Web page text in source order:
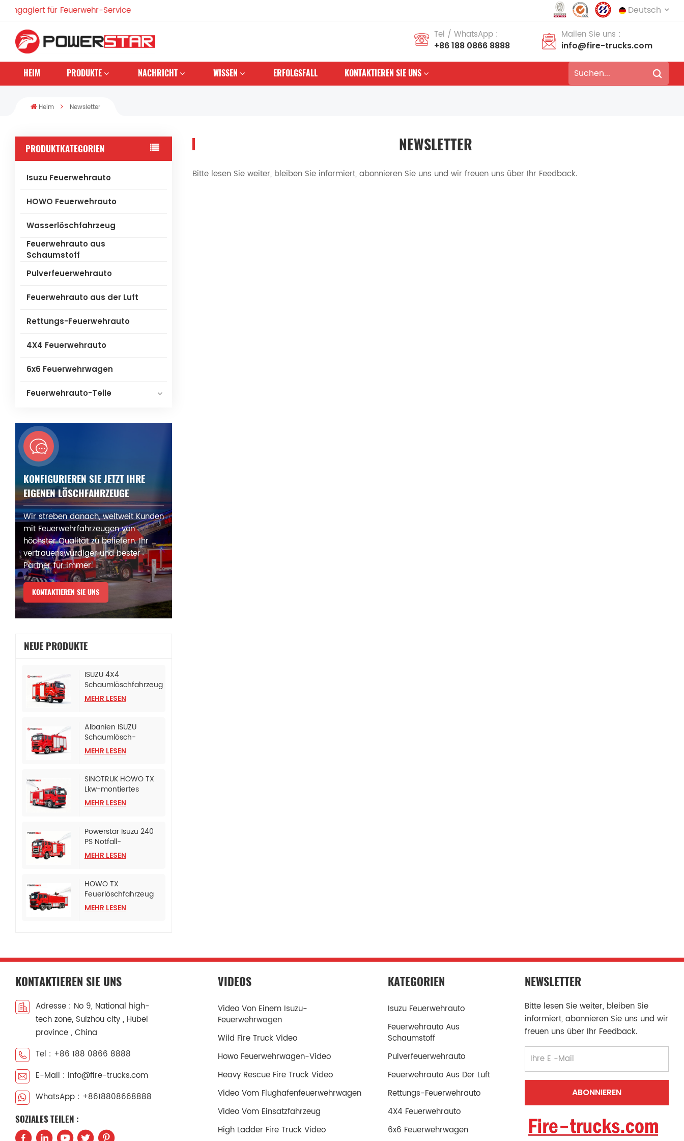
für Feuerwehr-Service Deutsch
Deutsch
한국의
Tel / WhatsApp :
+86 188 0866 8888
Mailen Sie uns :
info@fire-trucks.com
HEIM PRODUKTE NACHRICHT WISSEN ERFOLGSFALL KONTAKTIEREN SIE UNS
Heim Newsletter
PRODUKTKATEGORIEN
Isuzu Feuerwehrauto
HOWO Feuerwehrauto
Wasserlöschfahrzeug
Feuerwehrauto aus
Schaumstoff
Pulverfeuerwehrauto
Feuerwehrauto aus der Luft
Rettungs-Feuerwehrauto
4X4 Feuerwehrauto
6x6 Feuerwehrwagen
Feuerwehrauto-Teile
KONFIGURIEREN SIE JETZT IHRE
EIGENEN LÖSCHFAHRZEUGE
Wir streben danach, weltweit Kunden
mit Feuerwehrfahrzeugen von
höchster Qualität zu beliefern. Ihr
vertrauenswürdiger und bester
Partner für immer.
KONTAKTIEREN SIE UNS
NEUE PRODUKTE
ISUZU 4X4
Schaumlöschfahrzeug
für die Polizeibehörde
MEHR LESEN
Albanien ISUZU
Schaumlösch-
Tanklöschfahrzeug
MEHR LESEN
SINOTRUK HOWO TX
Lkw-montiertes
Schaumlösch-
Tankfahrzeug
MEHR LESEN
Powerstar Isuzu 240
PS Notfall-
Feuerlöschfahrzeug
MEHR LESEN
HOWO TX
Feuerlöschfahrzeug
mit CB10/120
Feuerlöschpumpe
MEHR LESEN
NEWSLETTER
Bitte lesen Sie weiter, bleiben Sie informiert, abonnieren Sie uns und wir freuen uns über Ihr Feedback.
KONTAKTIEREN SIE UNS
Adresse : No 9, National high-
tech zone, Suizhou city , Hubei
province , China
Tel : +86 188 0866 8888
E-Mail : info@fire-trucks.com
WhatsApp : +8618808668888
SOZIALES TEILEN :
VIDEOS
Video Von Einem Isuzu-
Feuerwehrwagen
Wild Fire Truck Video
Howo Feuerwehrwagen-Video
Heavy Rescue Fire Truck Video
Video Vom Flughafenfeuerwehrwagen
Video Vom Einsatzfahrzeug
High Ladder Fire Truck Video
KATEGORIEN
Isuzu Feuerwehrauto
Feuerwehrauto Aus
Schaumstoff
Pulverfeuerwehrauto
Feuerwehrauto Aus Der Luft
Rettungs-Feuerwehrauto
4X4 Feuerwehrauto
6x6 Feuerwehrwagen
NEWSLETTER
Bitte lesen Sie weiter, bleiben Sie
informiert, abonnieren Sie uns und wir
freuen uns über Ihr Feedback.